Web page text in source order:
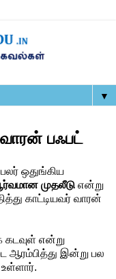
▼
பஃபட்
ஒதுங்கிய
முதலீடு என்று
காட்டியவர் வாரன்
என்று
ஆரம்பித்து இன்று பல